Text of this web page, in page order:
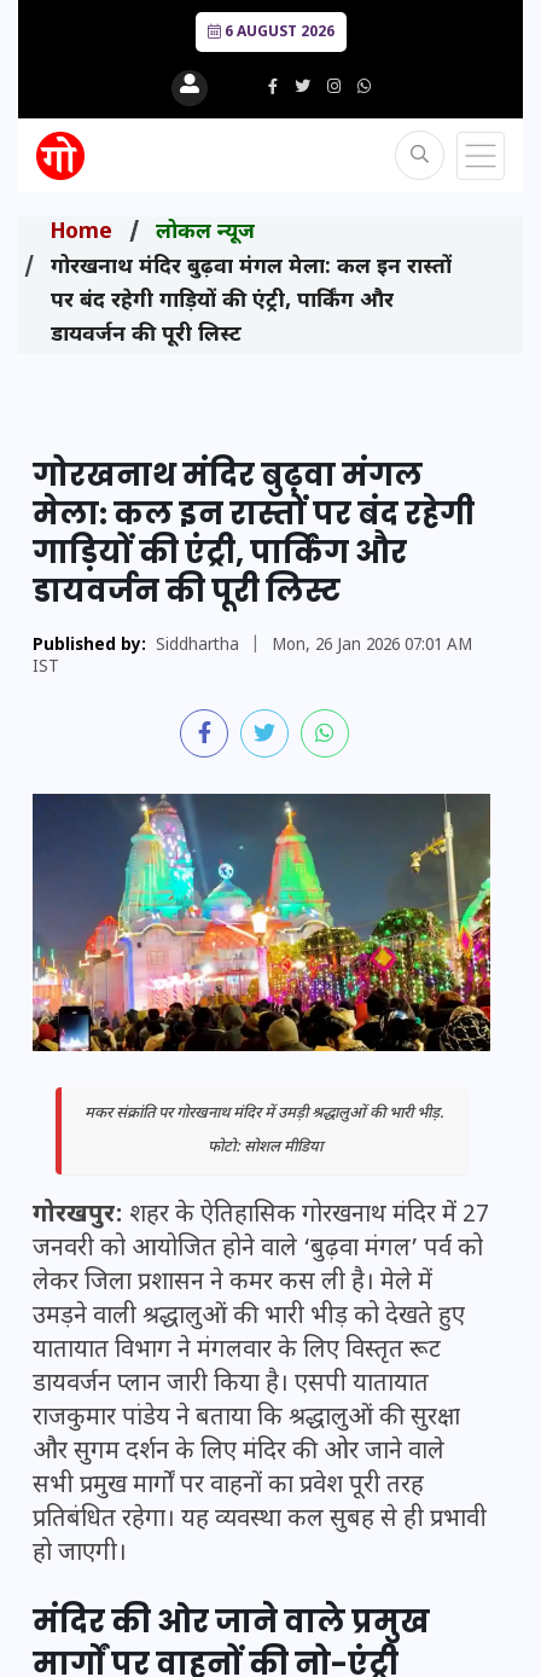
6 AUGUST 2026
Home
लोकल न्यूज
गोरखनाथ मंदिर बुढ़वा मंगल मेला: कल इन रास्तों
पर बंद रहेगी गाड़ियों की एंट्री, पार्किंग और
डायवर्जन की पूरी लिस्ट
गोरखनाथ मंदिर बुढ़वा मंगल
मेला: कल इन रास्तों पर बंद रहेगी
गाड़ियों की एंट्री, पार्किंग और
डायवर्जन की पूरी लिस्ट
Published by: Siddhartha
Mon, 26 Jan 2026 07:01 AM
IST
मकर संक्रांति पर गोरखनाथ मंदिर में उमड़ी श्रद्धालुओं की भारी भीड़.
फोटो: सोशल मीडिया
गोरखपुर: शहर के ऐतिहासिक गोरखनाथ मंदिर में 27
जनवरी को आयोजित होने वाले ‘बुढ़वा मंगल’ पर्व को
लेकर जिला प्रशासन ने कमर कस ली है। मेले में
उमड़ने वाली श्रद्धालुओं की भारी भीड़ को देखते हुए
यातायात विभाग ने मंगलवार के लिए विस्तृत रूट
डायवर्जन प्लान जारी किया है। एसपी यातायात
राजकुमार पांडेय ने बताया कि श्रद्धालुओं की सुरक्षा
और सुगम दर्शन के लिए मंदिर की ओर जाने वाले
सभी प्रमुख मार्गों पर वाहनों का प्रवेश पूरी तरह
प्रतिबंधित रहेगा। यह व्यवस्था कल सुबह से ही प्रभावी
हो जाएगी।
मंदिर की ओर जाने वाले प्रमुख
मार्गों पर वाहनों की नो-एंट्री